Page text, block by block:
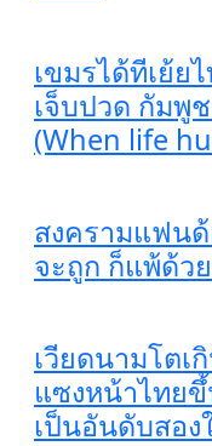
เขมรได้ทีเย้ย
เจ็บปวด กัมพู
(When life
สงครามแฟน
จะถูก ก็แพ้ด้ว
เวียดนามโตเ
แซงหน้าไทย
เป็นอันดับสอง